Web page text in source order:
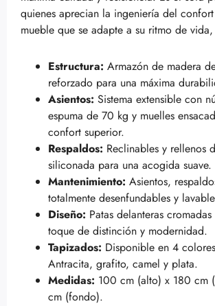
quienes aprecian la ingeniería del
mueble que se adapte a su ritmo de
Estructura: Armazón de madera
reforzado para una máxima
Asientos: Sistema extensible con
espuma de 70 kg y muelles
confort superior.
Respaldos: Reclinables y rellenos
siliconada para una acogida suave.
Mantenimiento: Asientos,
totalmente desenfundables y
Diseño: Patas delanteras
toque de distinción y modernidad.
Tapizados: Disponible en 4
Antracita, grafito, camel y plata.
Medidas: 100 cm (alto) x 180 cm
cm (fondo).